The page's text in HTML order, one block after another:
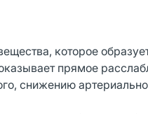
которое
прямое
снижению